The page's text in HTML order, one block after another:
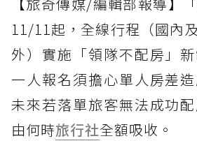
【旅奇傳媒/編輯部報導】
11/11起，全線行程（國內
外）實施「領隊不配房」
一人報名須擔心單人房差
未來若落單旅客無法成功
由何時旅行社全額吸收。